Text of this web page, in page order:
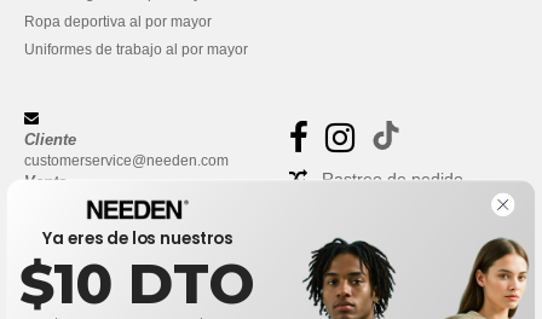
Ropa deportiva al por mayor
Uniformes de trabajo al por mayor
Cliente
customerservice@needen.com
Venta
sales@needen.com
Rastreo de pedido
Ya eres de los nuestros
$10 DTO